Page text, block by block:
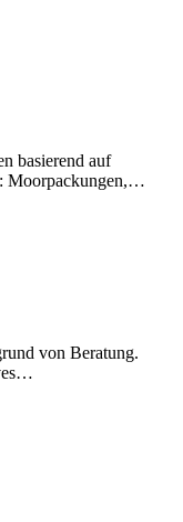
basierend auf
Moorpackungen,…
von Beratung.